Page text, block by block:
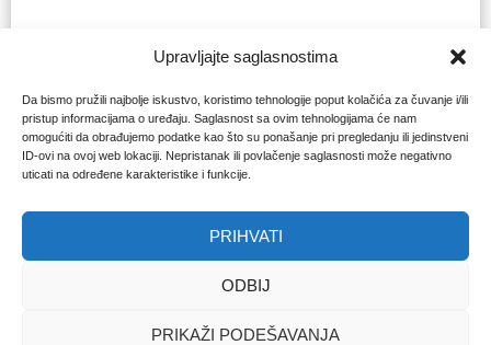
Upravljajte saglasnostima
Da bismo pružili najbolje iskustvo, koristimo tehnologije poput kolačića za čuvanje i/ili
pristup informacijama o uređaju. Saglasnost sa ovim tehnologijama će nam
omogućiti da obrađujemo podatke kao što su ponašanje pri pregledanju ili jedinstveni
ID-ovi na ovoj web lokaciji. Nepristanak ili povlačenje saglasnosti može negativno
uticati na određene karakteristike i funkcije.
PRIHVATI
ODBIJ
PRIKAŽI PODEŠAVANJA